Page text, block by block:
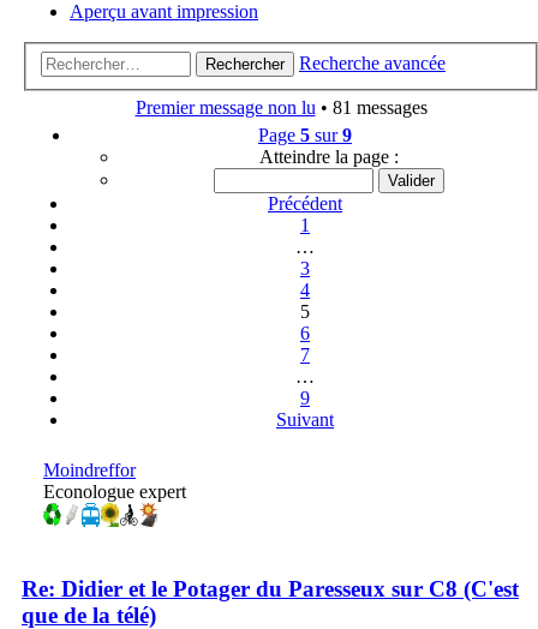
Aperçu avant impression
Rechercher Recherche avancée
Premier message non lu • 81 messages
Page 5 sur9
Atteindre la page :
Précédent
1
…
3
4
5
6
7
…
9
Suivant
Moindreffor
Econologue expert
Re: Didier et le Potager du Paresseux sur C8 (C'est
que de la télé)